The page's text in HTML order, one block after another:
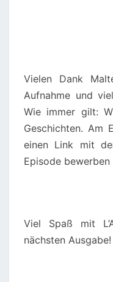
Vielen Dank
Aufnahme und
Wie immer gilt:
Geschichten. Am
einen Link mit
Episode bewerben
Viel Spaß mit
nächsten Ausgabe!